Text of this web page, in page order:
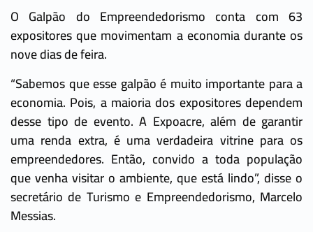
O Galpão do Empreendedorismo conta com 63
expositores que movimentam a economia durante os
nove dias de feira.
“Sabemos que esse galpão é muito importante para a
economia. Pois, a maioria dos expositores dependem
desse tipo de evento. A Expoacre, além de garantir
uma renda extra, é uma verdadeira vitrine para os
empreendedores. Então, convido a toda população
que venha visitar o ambiente, que está lindo”, disse o
secretário de Turismo e Empreendedorismo, Marcelo
Messias.